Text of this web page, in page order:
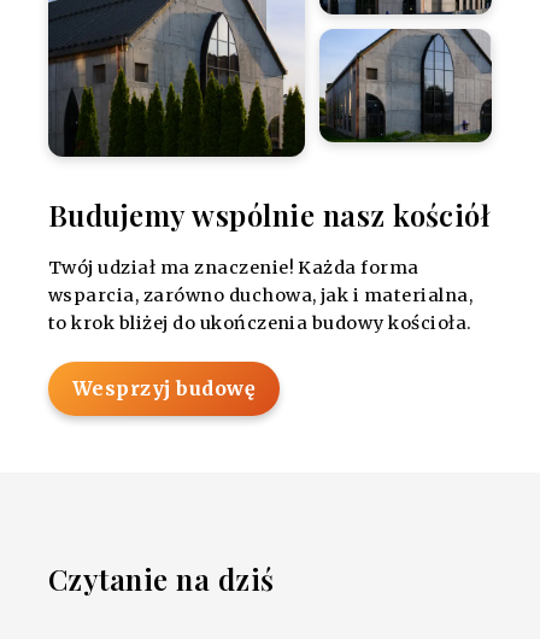
Budujemy wspólnie nasz kościół
Twój udział ma znaczenie! Każda forma
wsparcia, zarówno duchowa, jak i materialna,
to krok bliżej do ukończenia budowy kościoła.
Wesprzyj budowę
Czytanie na dziś